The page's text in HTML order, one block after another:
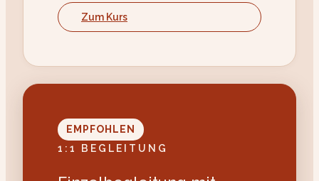
Zum Kurs
EMPFOHLEN
1:1 BEGLEITUNG